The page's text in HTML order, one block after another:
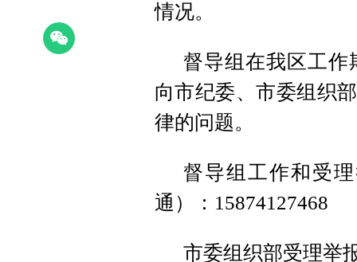
情况。
督导组在我区工作
向市纪委、市委组织
律的问题。
督导组工作和受
通）：15874127468
市委组织部受理举